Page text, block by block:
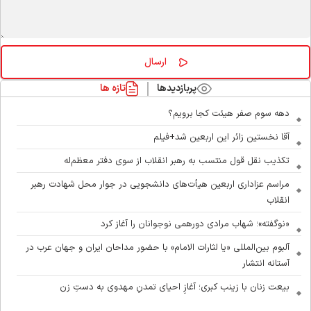
پربازدیدها تازه ها
دهه سوم صفر هیئت کجا برویم؟
آقا نخستین زائر این اربعین شد+فیلم
تکذیب نقل قول منتسب به رهبر انقلاب از سوی دفتر معظم‌له
مراسم عزاداری اربعین هیأت‌های دانشجویی در جوار محل شهادت رهبر
انقلاب
«نوگفته»؛ شهاب مرادی دورهمی نوجوانان را آغاز کرد
آلبوم بین‌المللی «یا لثارات الامام» با حضور مداحان ایران و جهان عرب در
آستانه انتشار
بیعت زنان با زینب کبری؛ آغازِ احیای تمدنِ مهدوی به دستِ زن